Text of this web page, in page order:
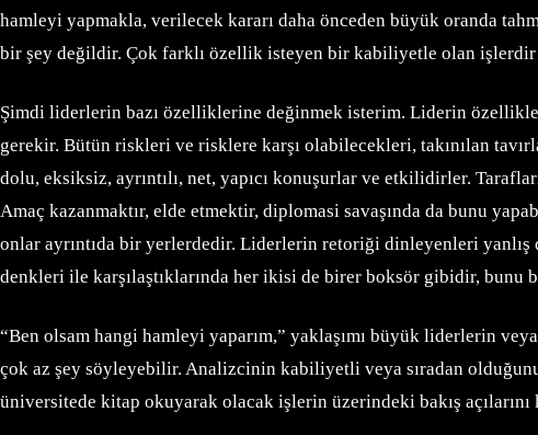
hamleyi yapmakla, verilecek kararı daha önceden büyük oranda
bir şey değildir. Çok farklı özellik isteyen bir kabiliyetle olan işlerdir
Şimdi liderlerin bazı özelliklerine değinmek isterim. Liderin
gerekir. Bütün riskleri ve risklere karşı olabilecekleri, takınılan
dolu, eksiksiz, ayrıntılı, net, yapıcı konuşurlar ve etkilidirler.
Amaç kazanmaktır, elde etmektir, diplomasi savaşında da bunu
onlar ayrıntıda bir yerlerdedir. Liderlerin retoriği dinleyenleri
denkleri ile karşılaştıklarında her ikisi de birer boksör gibidir, bunu
“Ben olsam hangi hamleyi yaparım,” yaklaşımı büyük liderlerin
çok az şey söyleyebilir. Analizcinin kabiliyetli veya sıradan
üniversitede kitap okuyarak olacak işlerin üzerindeki bakış açılarını